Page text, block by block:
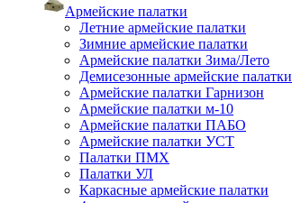
Армейские палатки
Летние армейские палатки
Зимние армейские палатки
Армейские палатки Зима/Лето
Демисезонные армейские палатки
Армейские палатки Гарнизон
Армейские палатки м-10
Армейские палатки ПАБО
Армейские палатки УСТ
Палатки ПМХ
Палатки УЛ
Каркасные армейские палатки